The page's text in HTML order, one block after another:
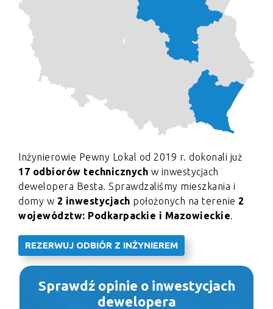
Inżynierowie Pewny Lokal od 2019 r. dokonali już
17 odbiorów technicznych w inwestycjach
dewelopera Besta. Sprawdzaliśmy mieszkania i
domy w 2 inwestycjach położonych na terenie 2
województw: Podkarpackie i Mazowieckie.
REZERWUJ ODBIÓR Z INŻYNIEREM
Sprawdź opinie o inwestycjach
dewelopera